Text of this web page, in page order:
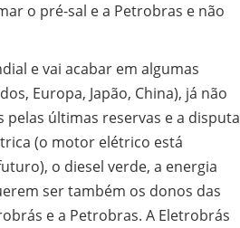
o pré-sal e a Petrobras e não
e vai acabar em algumas
Europa, Japão, China), já não
últimas reservas e a disputa
(o motor elétrico está
o diesel verde, a energia
ser também os donos das
e a Petrobras. A Eletrobrás